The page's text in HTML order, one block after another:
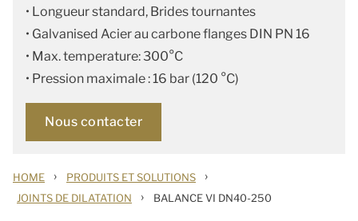
• Longueur standard, Brides tournantes
• Galvanised Acier au carbone flanges DIN PN 16
• Max. temperature: 300°C
• Pression maximale : 16 bar (120 °C)
Nous contacter
HOME › PRODUITS ET SOLUTIONS ›
JOINTS DE DILATATION › BALANCE VI DN40-250